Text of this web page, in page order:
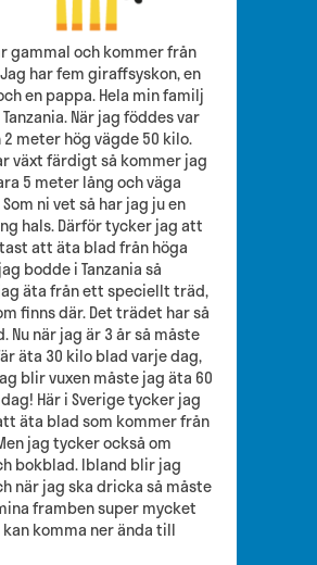
gammal och kommer från
har fem giraffsyskon, en
en pappa. Hela min familj
När jag föddes var
meter hög vägde 50 kilo.
växt färdigt så kommer jag
5 meter lång och väga
ni vet så har jag ju en
hals. Därför tycker jag att
att äta blad från höga
bodde i Tanzania så
äta från ett speciellt träd,
finns där. Det trädet har så
Nu när jag är 3 år så måste
äta 30 kilo blad varje dag,
blir vuxen måste jag äta 60
Här i Sverige tycker jag
äta blad som kommer från
jag tycker också om
bokblad. Ibland blir jag
när jag ska dricka så måste
framben super mycket
komma ner ända till